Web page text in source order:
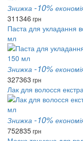
Знижка -10%
311346 грн
Паста для укладання
мл
Знижка -10%
327363 грн
Лак для волосся
Знижка -10%
752835грн